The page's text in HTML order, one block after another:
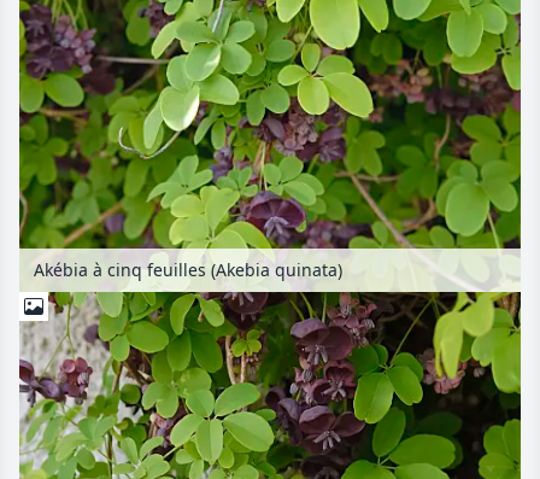
Akébia à cinq feuilles (Akebia quinata)